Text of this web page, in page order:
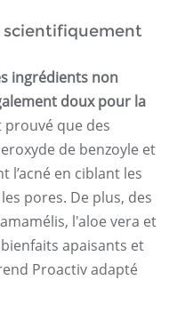
ingrédients non
doux pour la
que des
de benzoyle et
l’acné en ciblant les
pores. De plus, des
l'aloe vera et
apaisants et
Proactiv adapté